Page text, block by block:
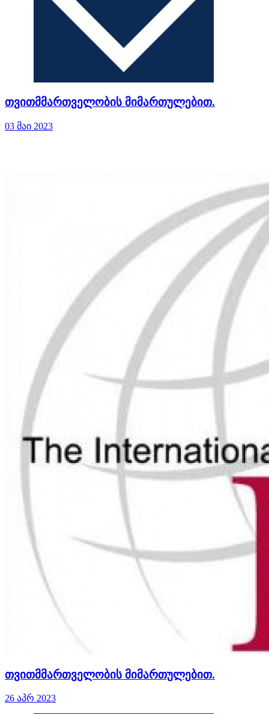
თვითმმართველობის მიმართულებით.
03 მაი 2023
თვითმმართველობის მიმართულებით.
26 აპრ 2023